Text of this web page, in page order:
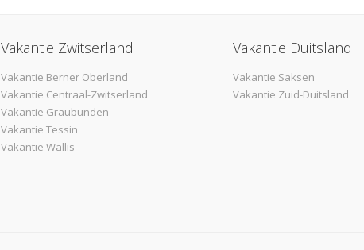
Vakantie Zwitserland
Vakantie Berner Oberland
Vakantie Centraal-Zwitserland
Vakantie Graubunden
Vakantie Tessin
Vakantie Wallis
Vakantie Duitsland
Vakantie Saksen
Vakantie Zuid-Duitsland